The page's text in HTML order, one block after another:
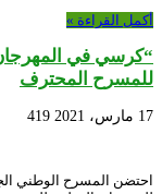
أكمل القراءة »
للمسرح المحترف
17 مارس، 2021 419
احتضن المسرح الوطني